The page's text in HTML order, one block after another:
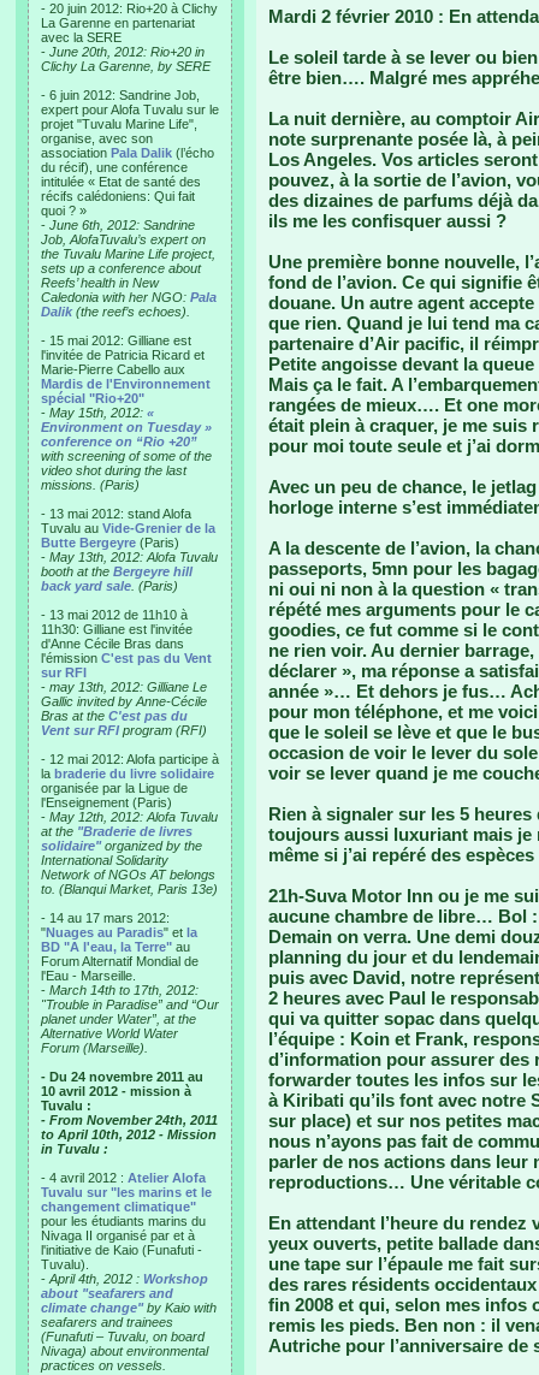
- 20 juin 2012: Rio+20 à Clichy
La Garenne en partenariat
avec la SERE
- June 20th, 2012: Rio+20 in
Clichy La Garenne, by SERE
- 6 juin 2012: Sandrine Job,
expert pour Alofa Tuvalu sur le
projet "Tuvalu Marine Life",
organise, avec son
association Pala Dalik (l’écho
du récif), une conférence
intitulée « Etat de santé des
récifs calédoniens: Qui fait
quoi ? »
- June 6th, 2012: Sandrine
Job, AlofaTuvalu’s expert on
the Tuvalu Marine Life project,
sets up a conference about
Reefs’ health in New
Caledonia with her NGO: Pala
Dalik (the reef’s echoes).
- 15 mai 2012: Gilliane est
l'invitée de Patricia Ricard et
Marie-Pierre Cabello aux
Mardis de l'Environnement
spécial "Rio+20"
- May 15th, 2012: «
Environment on Tuesday »
conference on “Rio +20”
with screening of some of the
video shot during the last
missions. (Paris)
- 13 mai 2012: stand Alofa
Tuvalu au Vide-Grenier de la
Butte Bergeyre (Paris)
- May 13th, 2012: Alofa Tuvalu
booth at the Bergeyre hill
back yard sale . (Paris)
- 13 mai 2012 de 11h10 à
11h30: Gilliane est l'invitée
d'Anne Cécile Bras dans
l'émission C'est pas du Vent
sur RFI
- may 13th, 2012: Gilliane Le
Gallic invited by Anne-Cécile
Bras at the C'est pas du
Vent sur RFI program (RFI)
- 12 mai 2012: Alofa participe à
la braderie du livre solidaire
organisée par la Ligue de
l'Enseignement (Paris)
- May 12th, 2012: Alofa Tuvalu
at the "Braderie de livres
solidaire"organized by the
International Solidarity
Network of NGOs AT belongs
to. (Blanqui Market, Paris 13e)
- 14 au 17 mars 2012:
"Nuages au Paradis" et la
BD "A l'eau, la Terre" au
Forum Alternatif Mondial de
l'Eau - Marseille.
- March 14th to 17th, 2012:
"Trouble in Paradise” and “Our
planet under Water”, at the
Alternative World Water
Forum (Marseille).
- Du 24 novembre 2011 au
10 avril 2012 - mission à
Tuvalu :
- From November 24th, 2011
to April 10th, 2012 - Mission
in Tuvalu :
- 4 avril 2012 : Atelier Alofa
Tuvalu sur "les marins et le
changement climatique"
pour les étudiants marins du
Nivaga II organisé par et à
l'initiative de Kaio (Funafuti -
Tuvalu).
- April 4th, 2012 : Workshop
about "seafarers and
climate change"by Kaio with
seafarers and trainees
(Funafuti – Tuvalu, on board
Nivaga) about environmental
practices on vessels.
Mardi 2 février 2010 : En
Le soleil tarde à se lever ou
être bien…. Malgré mes
La nuit dernière, au comptoir
note surprenante posée là, à
Los Angeles. Vos articles
pouvez, à la sortie de l’avion,
des dizaines de parfums déjà
ils me les confisquer aussi ?
Une première bonne nouvelle,
fond de l’avion. Ce qui signifie
douane. Un autre agent
que rien. Quand je lui tend ma
partenaire d’Air pacific, il
Petite angoisse devant la
Mais ça le fait. A
rangées de mieux…. Et one
était plein à craquer, je me suis
pour moi toute seule et j’ai
Avec un peu de chance, le
horloge interne s’est
A la descente de l’avion, la
passeports, 5mn pour les
ni oui ni non à la question «
répété mes arguments pour le
goodies, ce fut comme si le
ne rien voir. Au dernier
déclarer », ma réponse a
année »… Et dehors je fus…
pour mon téléphone, et me
que le soleil se lève et que le
occasion de voir le lever du
voir se lever quand je me
Rien à signaler sur les 5
toujours aussi luxuriant mais je
même si j’ai repéré des
21h-Suva Motor Inn ou je me
aucune chambre de libre… Bol
Demain on verra. Une demi
planning du jour et du
puis avec David, notre
2 heures avec Paul le
qui va quitter sopac dans
l’équipe : Koin et Frank,
d’information pour assurer
forwarder toutes les infos sur
à Kiribati qu’ils font avec notre
sur place) et sur nos petites
nous n’ayons pas fait de
parler de nos actions dans leur
reproductions… Une véritable
En attendant l’heure du
yeux ouverts, petite ballade
une tape sur l’épaule me fait
des rares résidents
fin 2008 et qui, selon mes infos
remis les pieds. Ben non : il
Autriche pour l’anniversaire de